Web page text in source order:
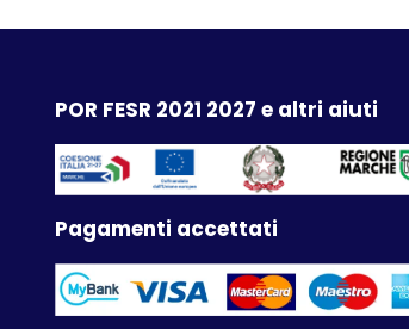
POR FESR 2021 2027 e altri aiuti
Pagamenti accettati